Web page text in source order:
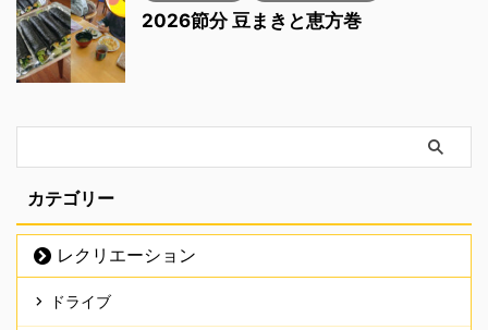
2026節分 豆まきと恵方巻
カテゴリー
レクリエーション
ドライブ